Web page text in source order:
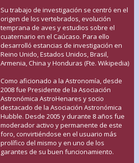
Su trabajo de investigación se centró en el
origen de los vertebrados, evolución
temprana de aves y estudios sobre el
cuaternario en el Caúcaso. Para ello
desarrolló estancias de investigación en
Reino Unido, Estados Unidos, Brasil,
Armenia, China y Honduras (Fte. Wikipedia)
Como aficionado a la Astronomía, desde
2008 fue Presidente de la Asociación
Astronómica AstroHenares y socio
destacado de la Asociación Astronómica
Hubble. Desde 2005 y durante 8 años fue
moderador activo y permanente de este
foro, convirtiéndose en el usuario más
prolífico del mismo y en uno de los
garantes de su buen funcionamiento.